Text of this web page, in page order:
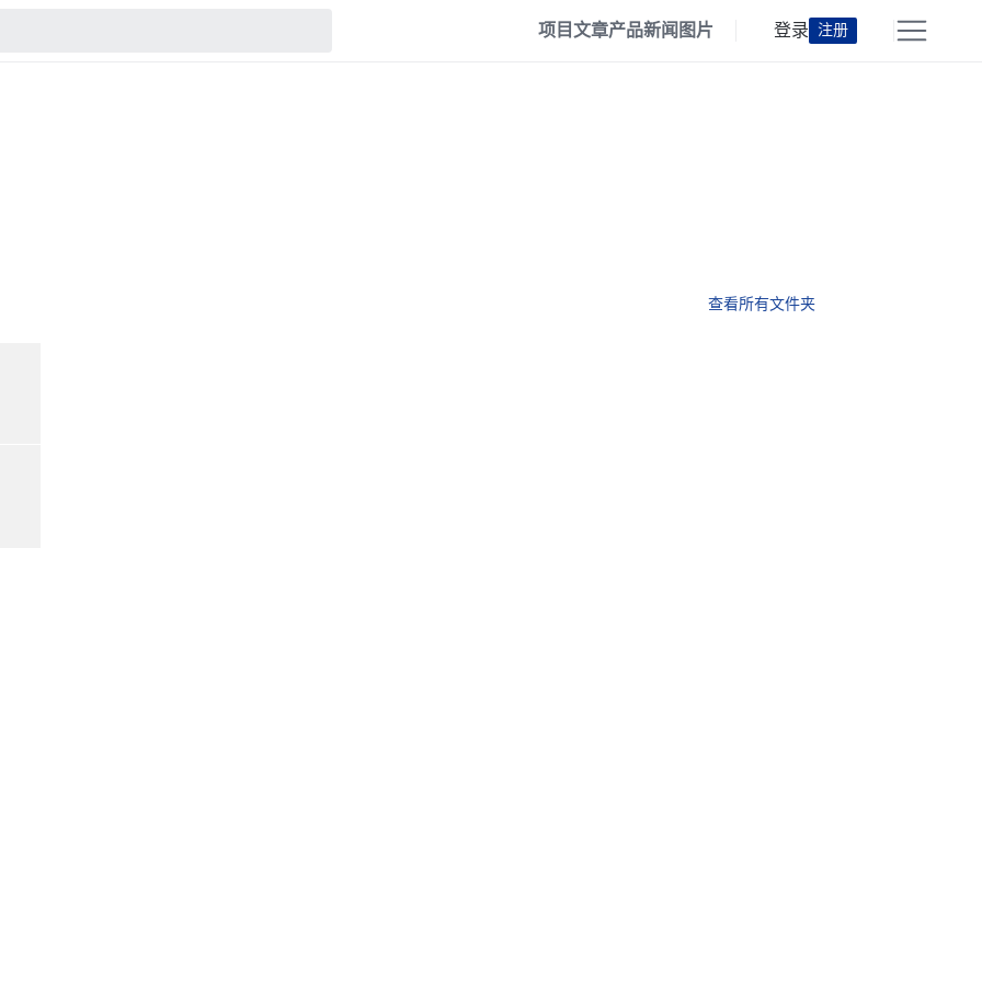
项目文章产品新闻 图片 登录 注册
查看所有文件夹